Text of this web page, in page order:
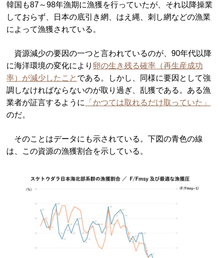
韓国も87～98年漁期に漁獲を行っていたが、それ以降操業
しておらず、日本の底引き網、はえ縄、刺し網などの漁業
によって漁獲されている。
資源減少の要因の一つと言われているのが、90年代以降
に海洋環境の変化により 卵の生き残る確率（再生産成功
率）が減少したこと である。しかし、同様に要因として強
調しなければならないのが取り過ぎ、乱獲である。ある漁
業者が証言するように
「かつては取れるだけ取っていた」
のだ。
そのことはデータにも示されている。下図の青色の線
は、この資源の漁獲割合を示している。